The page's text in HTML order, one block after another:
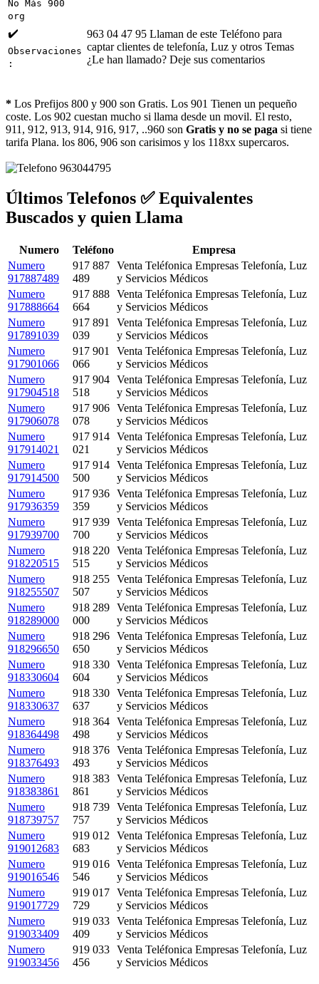
No Más 900
org
✔️
Observaciones
:
963 04 47 95 Llaman de este Teléfono para
captar clientes de telefonía, Luz y otros Temas
¿Le han llamado? Deje sus comentarios
* Los Prefijos 800 y 900 son Gratis. Los 901 Tienen un pequeño
coste. Los 902 cuestan mucho si llama desde un movil. El resto,
911, 912, 913, 914, 916, 917, ..960 son Gratis y no se paga si tiene
tarifa Plana. los 806, 906 son carisimos y los 118xx supercaros.
Últimos Telefonos ✅ Equivalentes
Buscados y quien Llama
Numero Teléfono
Empresa
Numero
917887489
917 887
489
Venta Teléfonica Empresas Telefonía, Luz
y Servicios Médicos
Numero
917888664
917 888
664
Venta Teléfonica Empresas Telefonía, Luz
y Servicios Médicos
Numero
917891039
917 891
039
Venta Teléfonica Empresas Telefonía, Luz
y Servicios Médicos
Numero
917901066
917 901
066
Venta Teléfonica Empresas Telefonía, Luz
y Servicios Médicos
Numero
917904518
917 904
518
Venta Teléfonica Empresas Telefonía, Luz
y Servicios Médicos
Numero
917906078
917 906
078
Venta Teléfonica Empresas Telefonía, Luz
y Servicios Médicos
Numero
917914021
917 914
021
Venta Teléfonica Empresas Telefonía, Luz
y Servicios Médicos
Numero
917914500
917 914
500
Venta Teléfonica Empresas Telefonía, Luz
y Servicios Médicos
Numero
917936359
917 936
359
Venta Teléfonica Empresas Telefonía, Luz
y Servicios Médicos
Numero
917939700
917 939
700
Venta Teléfonica Empresas Telefonía, Luz
y Servicios Médicos
Numero
918220515
918 220
515
Venta Teléfonica Empresas Telefonía, Luz
y Servicios Médicos
Numero
918255507
918 255
507
Venta Teléfonica Empresas Telefonía, Luz
y Servicios Médicos
Numero
918289000
918 289
000
Venta Teléfonica Empresas Telefonía, Luz
y Servicios Médicos
Numero
918296650
918 296
650
Venta Teléfonica Empresas Telefonía, Luz
y Servicios Médicos
Numero
918330604
918 330
604
Venta Teléfonica Empresas Telefonía, Luz
y Servicios Médicos
Numero
918330637
918 330
637
Venta Teléfonica Empresas Telefonía, Luz
y Servicios Médicos
Numero
918364498
918 364
498
Venta Teléfonica Empresas Telefonía, Luz
y Servicios Médicos
Numero
918376493
918 376
493
Venta Teléfonica Empresas Telefonía, Luz
y Servicios Médicos
Numero
918383861
918 383
861
Venta Teléfonica Empresas Telefonía, Luz
y Servicios Médicos
Numero
918739757
918 739
757
Venta Teléfonica Empresas Telefonía, Luz
y Servicios Médicos
Numero
919012683
919 012
683
Venta Teléfonica Empresas Telefonía, Luz
y Servicios Médicos
Numero
919016546
919 016
546
Venta Teléfonica Empresas Telefonía, Luz
y Servicios Médicos
Numero
919017729
919 017
729
Venta Teléfonica Empresas Telefonía, Luz
y Servicios Médicos
Numero
919033409
919 033
409
Venta Teléfonica Empresas Telefonía, Luz
y Servicios Médicos
Numero
919033456
919 033
456
Venta Teléfonica Empresas Telefonía, Luz
y Servicios Médicos